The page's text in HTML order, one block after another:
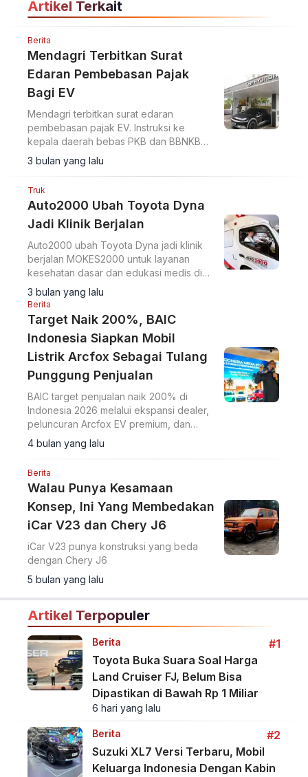
Artikel Terkait
Berita
Mendagri Terbitkan Surat
Edaran Pembebasan Pajak
Bagi EV
Mendagri terbitkan surat edaran
pembebasan pajak EV. Instruksi ke
kepala daerah bebas PKB dan BBNKB
kendaraan listrik, tindak lanjut Perpres
79/2023.
3 bulan yang lalu
Truk
Auto2000 Ubah Toyota Dyna
Jadi Klinik Berjalan
Auto2000 ubah Toyota Dyna jadi klinik
berjalan MOKES2000 untuk layanan
kesehatan dasar dan edukasi medis di
wilayah terpencil. Program CSR target 14
kegiatan 2026.
3 bulan yang lalu
Berita
Target Naik 200%, BAIC
Indonesia Siapkan Mobil
Listrik Arcfox Sebagai Tulang
Punggung Penjualan
BAIC target penjualan naik 200% di
Indonesia 2026 melalui ekspansi dealer,
peluncuran Arcfox EV premium, dan
produksi lokal BJ30 HEV.
4 bulan yang lalu
Berita
Walau Punya Kesamaan
Konsep, Ini Yang Membedakan
iCar V23 dan Chery J6
iCar V23 punya konstruksi yang beda
dengan Chery J6
5 bulan yang lalu
Artikel Terpopuler
Berita
#1
Toyota Buka Suara Soal Harga
Land Cruiser FJ, Belum Bisa
Dipastikan di Bawah Rp 1 Miliar
6 hari yang lalu
Berita
#2
Suzuki XL7 Versi Terbaru, Mobil
Keluarga Indonesia Dengan Kabin